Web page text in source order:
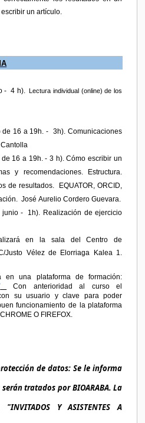
un artículo.
- 4 h).
Lectura individual (online) de los
de 16 a 19h. - 3h). Comunicaciones
de 16 a 19h. - 3 h).Cómo escribir un
y recomendaciones. Estructura.
de resultados.
EQUATOR, ORCID,
José Aurelio Cordero Guevara.
junio -
1h). Realización de ejercicio
en la sala del Centro de
Justo Vélez de Elorriaga Kalea 1.
en una plataforma de formación:
Con anterioridad al curso el
su usuario y clave para poder
funcionamiento de la plataforma
O FIREFOX.
de datos: Se le informa
tratados por BIOARABA. La
Y ASISTENTES A